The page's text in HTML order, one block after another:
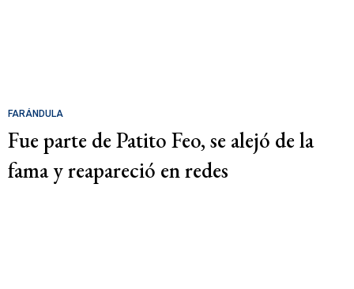
FARÁNDULA
Fue parte de Patito Feo, se alejó de la
fama y reapareció en redes